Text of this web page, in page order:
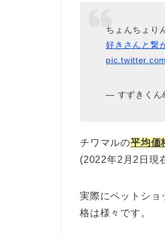
ちょんちょり
好きさんと繋
— すずきくん
チワマルの平均価
(2022年2月2日現
実際にペットショ
格は様々です。